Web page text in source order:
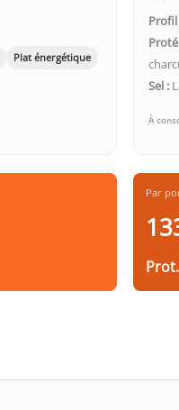
Plat énergétique
Profil
Sel :
À
Par
Prot.